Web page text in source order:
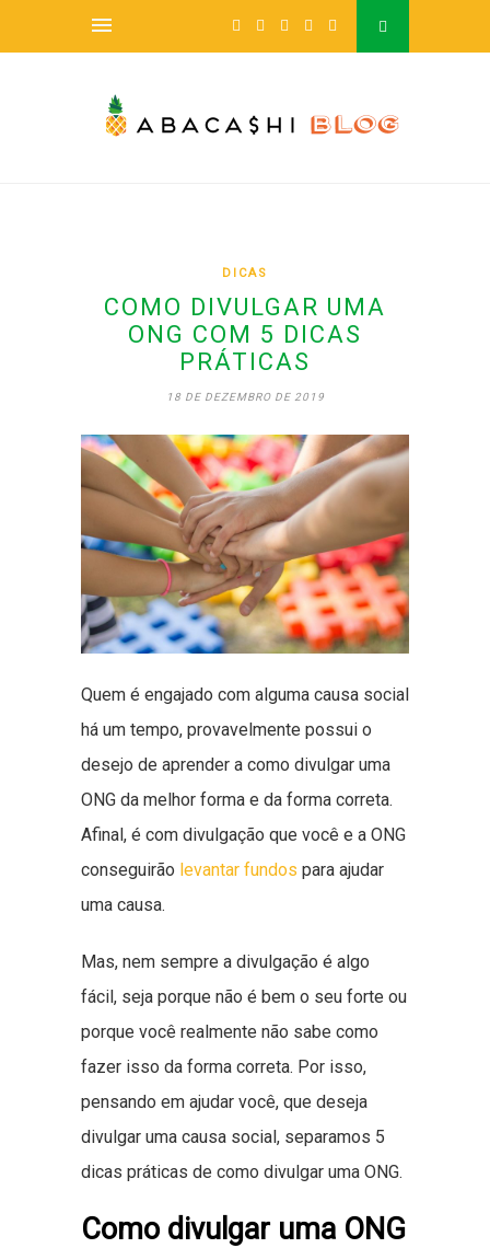
DICAS
COMO DIVULGAR UMA
ONG COM 5 DICAS
PRÁTICAS
18 DE DEZEMBRO DE 2019
Quem é engajado com alguma causa social
há um tempo, provavelmente possui o
desejo de aprender a como divulgar uma
ONG da melhor forma e da forma correta.
Afinal, é com divulgação que você e a ONG
conseguirão levantar fundos para ajudar
uma causa.
Mas, nem sempre a divulgação é algo
fácil, seja porque não é bem o seu forte ou
porque você realmente não sabe como
fazer isso da forma correta. Por isso,
pensando em ajudar você, que deseja
divulgar uma causa social, separamos 5
dicas práticas de como divulgar uma ONG.
Como divulgar uma ONG